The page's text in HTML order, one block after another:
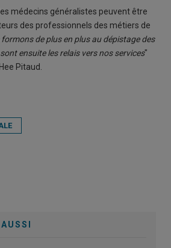
médecins généralistes peuvent être
des professionnels des métiers de
formons de plus en plus au dépistage des
ensuite les relais vers nos services"
Pitaud.